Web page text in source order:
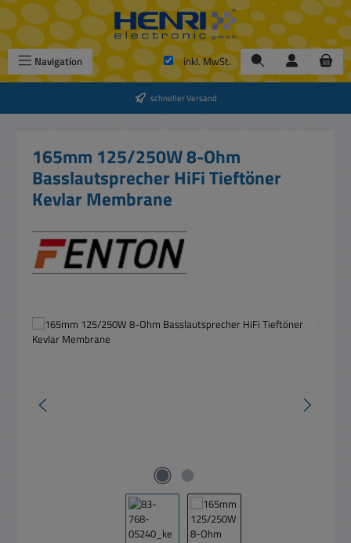
Zum Hauptinhalt springen
Navigation inkl. MwSt.
schneller Versand
165mm 125/250W 8-Ohm
Basslautsprecher HiFi Tieftöner
Kevlar Membrane
Bildergalerie überspringen